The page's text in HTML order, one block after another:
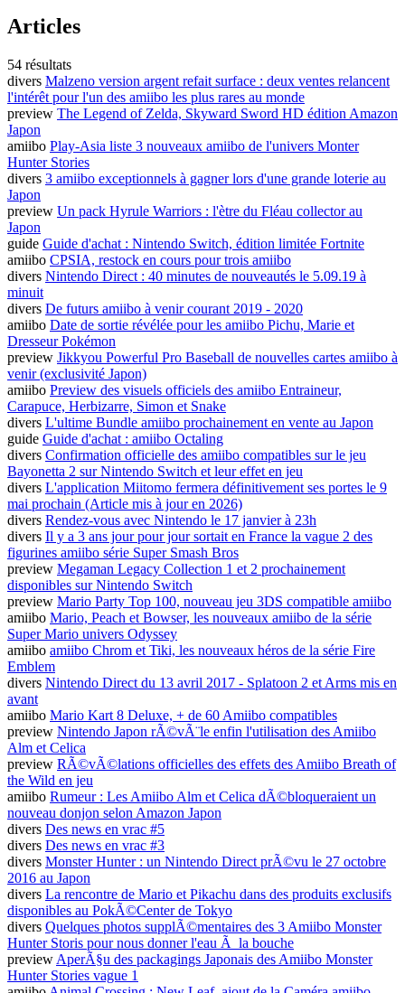
Articles
54 résultats
divers Malzeno version argent refait surface : deux ventes relancent
l'intérêt pour l'un des amiibo les plus rares au monde
preview The Legend of Zelda, Skyward Sword HD édition Amazon
Japon
amiibo Play-Asia liste 3 nouveaux amiibo de l'univers Monter
Hunter Stories
divers 3 amiibo exceptionnels à gagner lors d'une grande loterie au
Japon
preview Un pack Hyrule Warriors : l'ètre du Fléau collector au
Japon
guide Guide d'achat : Nintendo Switch, édition limitée Fortnite
amiibo CPSIA, restock en cours pour trois amiibo
divers Nintendo Direct : 40 minutes de nouveautés le 5.09.19 à
minuit
divers De futurs amiibo à venir courant 2019 - 2020
amiibo Date de sortie révélée pour les amiibo Pichu, Marie et
Dresseur Pokémon
preview Jikkyou Powerful Pro Baseball de nouvelles cartes amiibo à
venir (exclusivité Japon)
amiibo Preview des visuels officiels des amiibo Entraineur,
Carapuce, Herbizarre, Simon et Snake
divers L'ultime Bundle amiibo prochainement en vente au Japon
guide Guide d'achat : amiibo Octaling
divers Confirmation officielle des amiibo compatibles sur le jeu
Bayonetta 2 sur Nintendo Switch et leur effet en jeu
divers L'application Miitomo fermera définitivement ses portes le 9
mai prochain (Article mis à jour en 2026)
divers Rendez-vous avec Nintendo le 17 janvier à 23h
divers Il y a 3 ans jour pour jour sortait en France la vague 2 des
figurines amiibo série Super Smash Bros
preview Megaman Legacy Collection 1 et 2 prochainement
disponibles sur Nintendo Switch
preview Mario Party Top 100, nouveau jeu 3DS compatible amiibo
amiibo Mario, Peach et Bowser, les nouveaux amiibo de la série
Super Mario univers Odyssey
amiibo amiibo Chrom et Tiki, les nouveaux héros de la série Fire
Emblem
divers Nintendo Direct du 13 avril 2017 - Splatoon 2 et Arms mis en
avant
amiibo Mario Kart 8 Deluxe, + de 60 Amiibo compatibles
preview Nintendo Japon rÃ©vÃ¨le enfin l'utilisation des Amiibo
Alm et Celica
preview RÃ©vÃ©lations officielles des effets des Amiibo Breath of
the Wild en jeu
amiibo Rumeur : Les Amiibo Alm et Celica dÃ©bloqueraient un
nouveau donjon selon Amazon Japon
divers Des news en vrac #5
divers Des news en vrac #3
divers Monster Hunter : un Nintendo Direct prÃ©vu le 27 octobre
2016 au Japon
divers La rencontre de Mario et Pikachu dans des produits exclusifs
disponibles au PokÃ©Center de Tokyo
divers Quelques photos supplÃ©mentaires des 3 Amiibo Monster
Hunter Storis pour nous donner l'eau Ã la bouche
preview AperÃ§u des packagings Japonais des Amiibo Monster
Hunter Stories vague 1